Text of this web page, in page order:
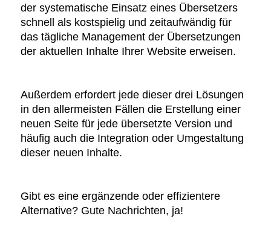
der systematische Einsatz eines Übersetzers
schnell als kostspielig und zeitaufwändig für
das tägliche Management der Übersetzungen
der aktuellen Inhalte Ihrer Website erweisen.
Außerdem erfordert jede dieser drei Lösungen
in den allermeisten Fällen die Erstellung einer
neuen Seite für jede übersetzte Version und
häufig auch die Integration oder Umgestaltung
dieser neuen Inhalte.
Gibt es eine ergänzende oder effizientere
Alternative? Gute Nachrichten, ja!